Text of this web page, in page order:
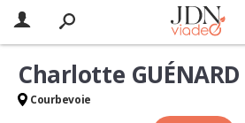
Charlotte GUÉNARD
Courbevoie